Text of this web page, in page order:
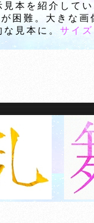
本を紹介して
困難。大きな画
見本に。 サイ